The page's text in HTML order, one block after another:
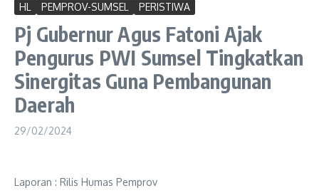
HL PEMPROV-SUMSEL PERISTIWA
Pj Gubernur Agus Fatoni Ajak
Pengurus PWI Sumsel Tingkatkan
Sinergitas Guna Pembangunan
Daerah
29/02/2024
Laporan : Rilis Humas Pemprov